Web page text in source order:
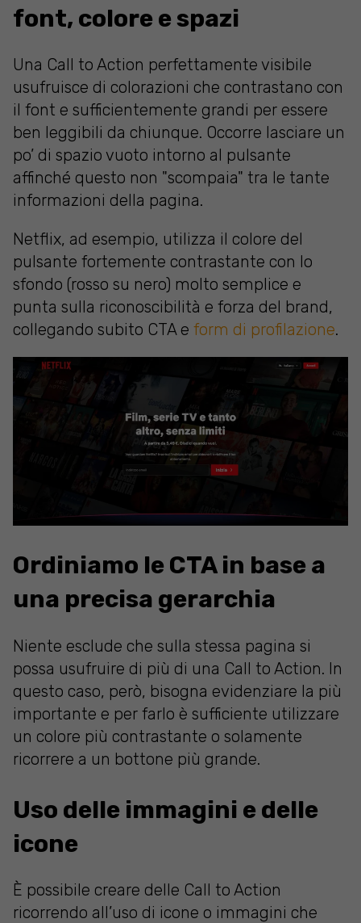
font, colore e spazi
Una Call to Action perfettamente visibile
usufruisce di colorazioni che contrastano con
il font e sufficientemente grandi per essere
ben leggibili da chiunque. Occorre lasciare un
po’ di spazio vuoto intorno al pulsante
affinché questo non "scompaia" tra le tante
informazioni della pagina.
Netflix, ad esempio, utilizza il colore del
pulsante fortemente contrastante con lo
sfondo (rosso su nero) molto semplice e
punta sulla riconoscibilità e forza del brand,
collegando subito CTA e form di profilazione.
Ordiniamo le CTA in base a
una precisa gerarchia
Niente esclude che sulla stessa pagina si
possa usufruire di più di una Call to Action. In
questo caso, però, bisogna evidenziare la più
importante e per farlo è sufficiente utilizzare
un colore più contrastante o solamente
ricorrere a un bottone più grande.
Uso delle immagini e delle
icone
È possibile creare delle Call to Action
ricorrendo all’uso di icone o immagini che